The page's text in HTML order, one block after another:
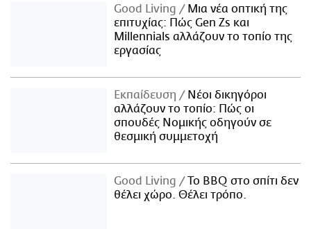
Good Living
Μια νέα οπτική της
επιτυχίας: Πώς Gen Zs και
Millennials αλλάζουν το τοπίο της
εργασίας
Εκπαίδευση
Νέοι δικηγόροι
αλλάζουν το τοπίο: Πώς οι
σπουδές Νομικής οδηγούν σε
θεσμική συμμετοχή
Good Living
Το BBQ στο σπίτι δεν
θέλει χώρο. Θέλει τρόπο.